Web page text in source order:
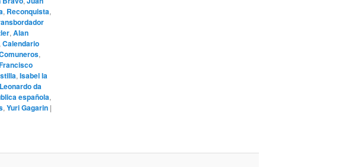
, Reconquista,
, Alan
Calendario
,
, Isabel la
Leonardo da
española,
, Yuri Gagarin |